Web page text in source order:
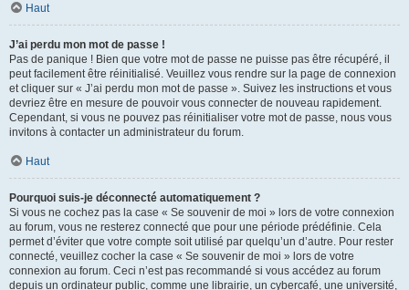
Haut
J’ai perdu mon mot de passe !
Pas de panique ! Bien que votre mot de passe ne puisse pas être récupéré, il
peut facilement être réinitialisé. Veuillez vous rendre sur la page de connexion
et cliquer sur « J’ai perdu mon mot de passe ». Suivez les instructions et vous
devriez être en mesure de pouvoir vous connecter de nouveau rapidement.
Cependant, si vous ne pouvez pas réinitialiser votre mot de passe, nous vous
invitons à contacter un administrateur du forum.
Haut
Pourquoi suis-je déconnecté automatiquement ?
Si vous ne cochez pas la case « Se souvenir de moi » lors de votre connexion
au forum, vous ne resterez connecté que pour une période prédéfinie. Cela
permet d’éviter que votre compte soit utilisé par quelqu’un d’autre. Pour rester
connecté, veuillez cocher la case « Se souvenir de moi » lors de votre
connexion au forum. Ceci n’est pas recommandé si vous accédez au forum
depuis un ordinateur public, comme une librairie, un cybercafé, une université,